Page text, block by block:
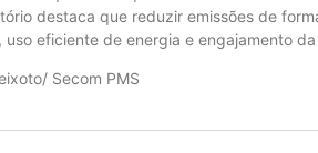
destaca que reduzir emissões de
uso eficiente de energia e engajamento
Secom PMS